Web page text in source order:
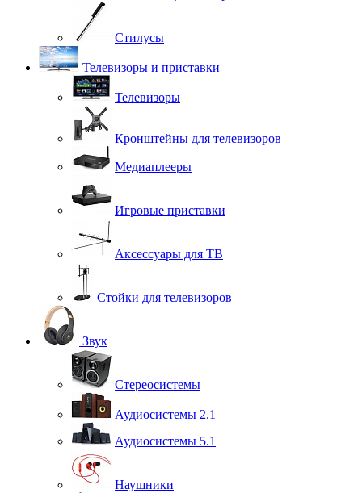
Стилусы
Телевизоры и приставки
Телевизоры
Кронштейны для телевизоров
Медиаплееры
Игровые приставки
Аксессуары для ТВ
Стойки для телевизоров
Звук
Стереосистемы
Аудиосистемы 2.1
Аудиосистемы 5.1
Наушники